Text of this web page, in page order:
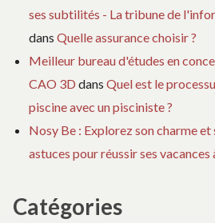
ses subtilités - La tribune de
dans Quelle assurance choisir ?
Meilleur bureau d'études en
CAO 3D dans Quel est le
piscine avec un pisciniste ?
Nosy Be : Explorez son charme et
astuces pour réussir ses vacances
Catégories